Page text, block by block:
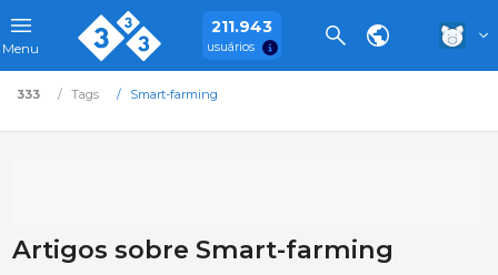
Menu
211.943
usuários
333 Tags Smart-farming
Artigos sobre Smart-farming